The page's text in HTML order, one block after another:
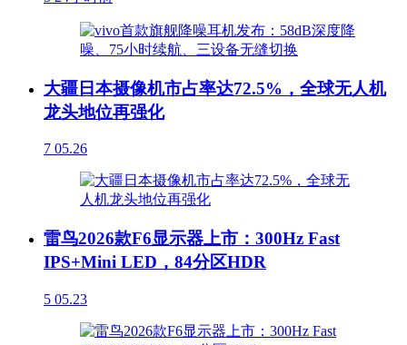
大疆日本摄像机市占率达72.5%，全球无人机
龙头地位再强化
7 05.26
雷鸟2026款F6显示器上市：300Hz Fast
IPS+Mini LED，84分区HDR
5 05.23